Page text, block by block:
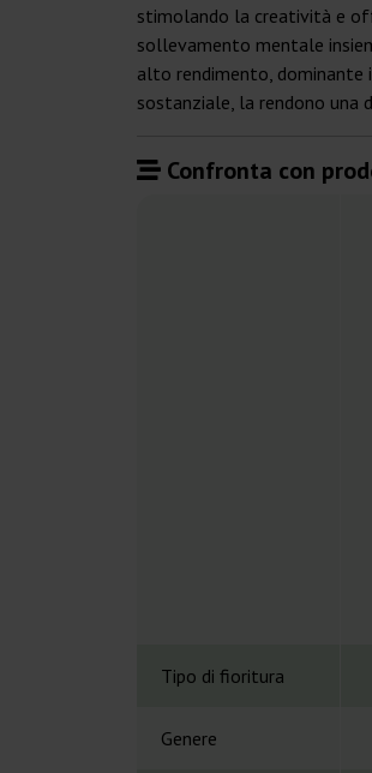
stimolando la creatività e
sollevamento mentale
alto rendimento,
sostanziale, la rendono una
Confronta con
Tipo di fioritura
Genere